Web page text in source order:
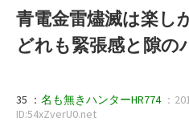
青電金雷燼滅は楽し
どれも緊張感と隙の
35 ： 名も無きハンターHR774 ：
ID:54xZverU0.net